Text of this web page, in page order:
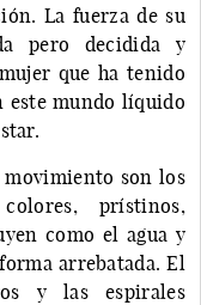
La fuerza de su
pero decidida y
que ha tenido
este mundo líquido
movimiento son los
prístinos,
como el agua y
arrebatada. El
y las espirales